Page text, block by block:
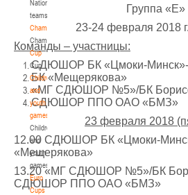
National
teams
Championship
Championship
Cup
Cup
Children
and
youth
games
Children
and
youth
games
Euro
Cups
U-14
IV тур – девушки 2012-2013 гг.р., Дивизион 1, 6-
Б.Хмельницкого, 118а
U-16, юноши
III тур – юноши 2010-2011 гг.р., Дивизион 1,
Молодечно, ул. Великий Гостинец, 10227-28.03.2026
U-12, девушки
Группа «Е»
23-24 февраля 2018
Команды – участницы:
СДЮШОР БК «Цмоки-
БК «Мещерякова»
«МГ СДЮШОР №5»/БК
СДЮШОР ППО ОАО «БМЗ»
23 февраля 2018
12.00 СДЮШОР БК «Цмоки-
«Мещерякова»
13.20 «МГ СДЮШОР №5»/БК
СДЮШОР ППО ОАО «БМЗ»